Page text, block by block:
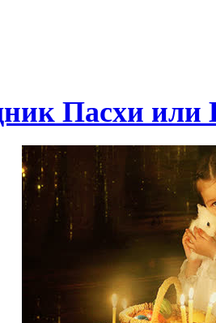
Пасхи или